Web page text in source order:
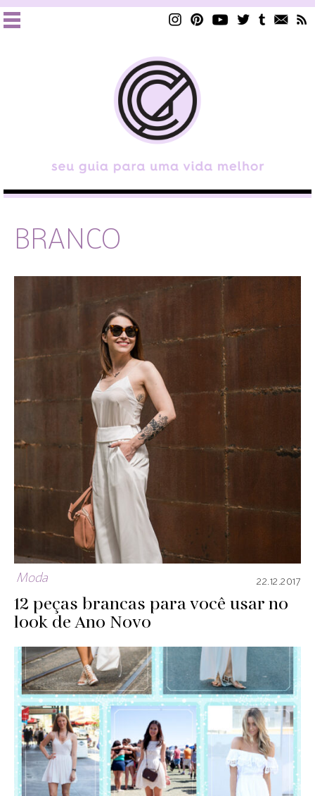
BRANCO
Moda 22.12.2017
12 peças brancas para você usar no
look de Ano Novo